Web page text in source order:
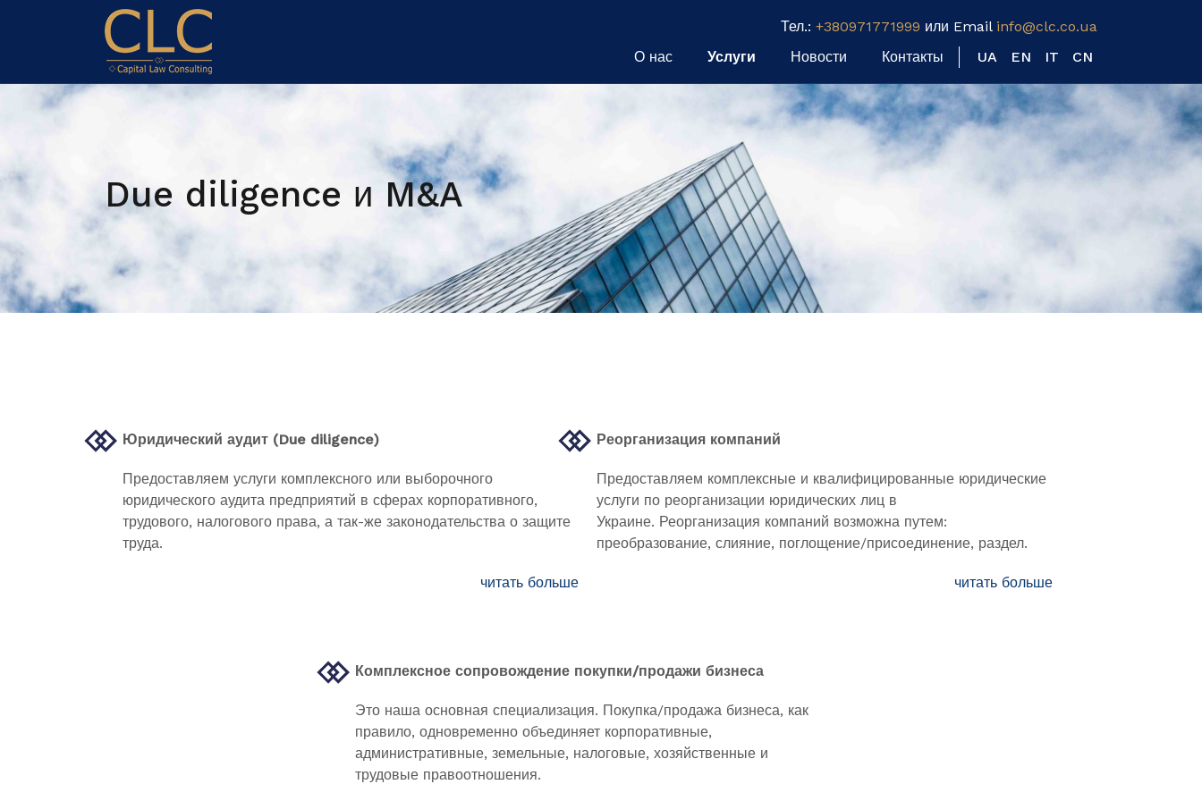
Тел.: +380971771999 или Email info@clc.co.ua
О нас
Услуги Новости Контакты UA EN IT CN
Due diligence и M&A
Юридический аудит (Due diligence)
Предоставляем услуги комплексного или выборочного
юридического аудита предприятий в сферах корпоративного,
трудового, налогового права, а так-же законодательства о защите
труда.
читать больше
Реорганизация компаний
Предоставляем комплексные и квалифицированные юридические
услуги по реорганизации юридических лиц в
Украине. Реорганизация компаний возможна путем:
преобразование, слияние, поглощение/присоединение, раздел.
читать больше
Комплексное сопровождение покупки/продажи бизнеса
Это наша основная специализация. Покупка/продажа бизнеса, как
правило, одновременно объединяет корпоративные,
административные, земельные, налоговые, хозяйственные и
трудовые правоотношения.